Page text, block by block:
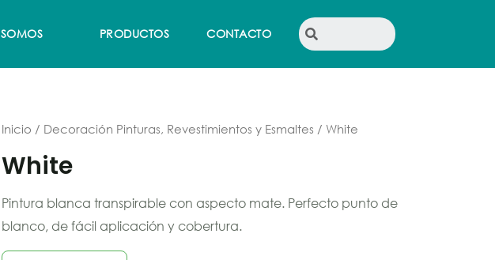
SOMOS PRODUCTOS CONTACTO
Inicio / Decoración Pinturas, Revestimientos y Esmaltes / White
White
Pintura blanca transpirable con aspecto mate. Perfecto punto de
blanco, de fácil aplicación y cobertura.